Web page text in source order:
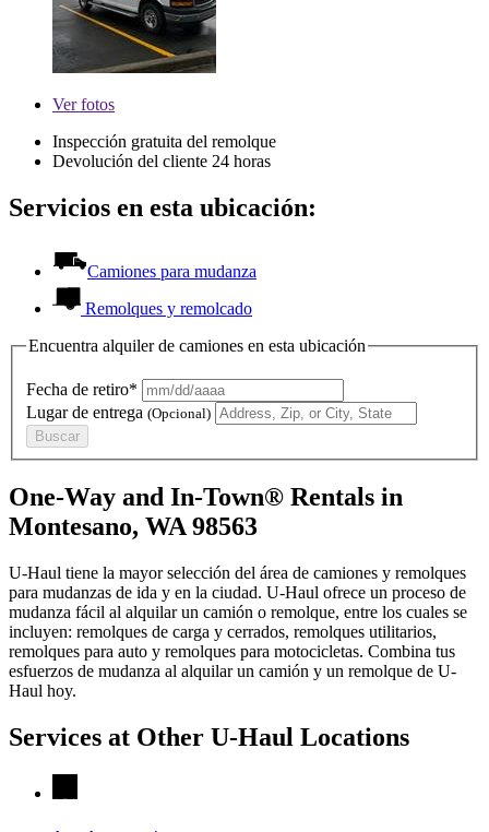
Verfotos
Inspección gratuita del remolque
Devolución del cliente 24 horas
Servicios en esta ubicación:
Camiones para mudanza
Remolques y remolcado
Encuentra alquiler de camiones en esta ubicación
Fecha de retiro*
Lugar de entrega (Opcional)
Buscar
One-Way and In-Town® Rentals in
Montesano, WA 98563
U-Haul tiene la mayor selección del área de camiones y remolques
para mudanzas de ida y en la ciudad. U-Haul ofrece un proceso de
mudanza fácil al alquilar un camión o remolque, entre los cuales se
incluyen: remolques de carga y cerrados, remolques utilitarios,
remolques para auto y remolques para motocicletas. Combina tus
esfuerzos de mudanza al alquilar un camión y un remolque de U-
Haul hoy.
Services at Other U-Haul Locations